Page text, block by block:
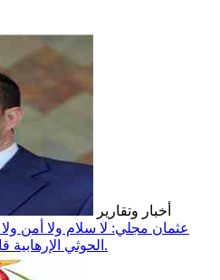
أخبار وتقارير
عثمان مجلي: لا سلام ولا أمن
الحوثي الإرهابية قائماً ومستمراً في تهديد اليمن وا.